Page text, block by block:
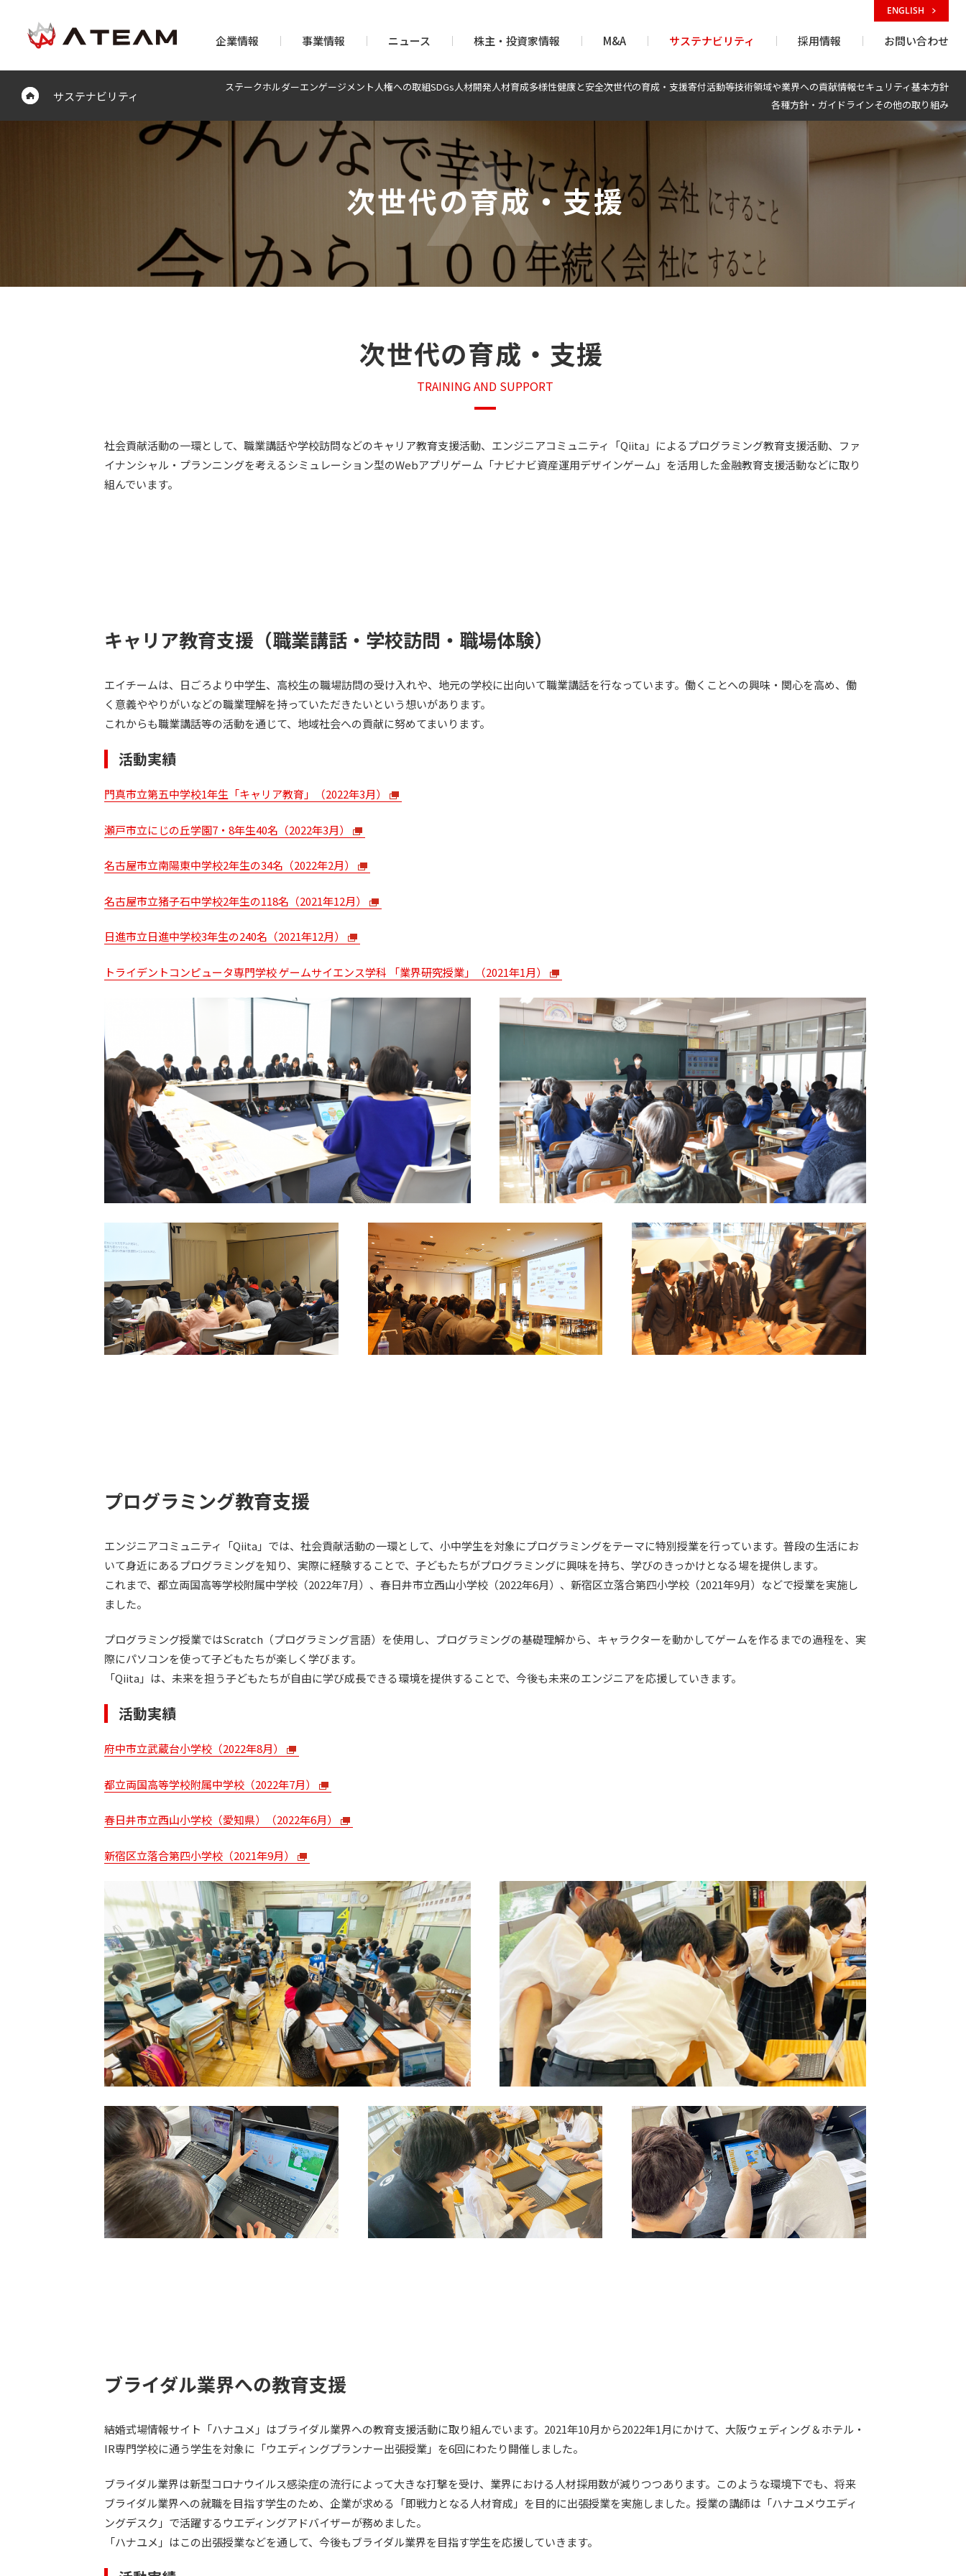
企業情報 事業情報 ニュース 株主・投資家情報 M&A サステナビリティ 採用情報 お問い合わせ
ENGLISH
サステナビリティ
ステークホルダーエンゲージメント人権への取組SDGs人材開発人材育成多様性健康と安全次世代の育成・支援寄付活動等技術領域や業界への貢献情報セキュリティ基本方針
各種方針・ガイドラインその他の取り組み
次世代の育成・支援
次世代の育成・支援
TRAINING AND SUPPORT
社会貢献活動の一環として、職業講話や学校訪問などのキャリア教育支援活動、エンジニアコミュニティ「Qiita」によるプログラミング教育支援活動、ファ
イナンシャル・プランニングを考えるシミュレーション型のWebアプリゲーム「ナビナビ資産運用デザインゲーム」を活用した金融教育支援活動などに取り
組んでいます。
キャリア教育支援（職業講話・学校訪問・職場体験）
エイチームは、日ごろより中学生、高校生の職場訪問の受け入れや、地元の学校に出向いて職業講話を行なっています。働くことへの興味・関心を高め、働
く意義ややりがいなどの職業理解を持っていただきたいという想いがあります。
これからも職業講話等の活動を通じて、地域社会への貢献に努めてまいります。
活動実績
門真市立第五中学校1年生「キャリア教育」（2022年3月）
瀬戸市立にじの丘学園7・8年生40名（2022年3月）
名古屋市立南陽東中学校2年生の34名（2022年2月）
名古屋市立猪子石中学校2年生の118名（2021年12月）
日進市立日進中学校3年生の240名（2021年12月）
トライデントコンピュータ専門学校 ゲームサイエンス学科 「業界研究授業」（2021年1月）
プログラミング教育支援
エンジニアコミュニティ「Qiita」では、社会貢献活動の一環として、小中学生を対象にプログラミングをテーマに特別授業を行っています。普段の生活にお
いて身近にあるプログラミングを知り、実際に経験することで、子どもたちがプログラミングに興味を持ち、学びのきっかけとなる場を提供します。
これまで、都立両国高等学校附属中学校（2022年7月）、春日井市立西山小学校（2022年6月）、新宿区立落合第四小学校（2021年9月）などで授業を実施し
ました。
プログラミング授業ではScratch（プログラミング言語）を使用し、プログラミングの基礎理解から、キャラクターを動かしてゲームを作るまでの過程を、実
際にパソコンを使って子どもたちが楽しく学びます。
「Qiita」は、未来を担う子どもたちが自由に学び成長できる環境を提供することで、今後も未来のエンジニアを応援していきます。
活動実績
府中市立武蔵台小学校（2022年8月）
都立両国高等学校附属中学校（2022年7月）
春日井市立西山小学校（愛知県）（2022年6月）
新宿区立落合第四小学校（2021年9月）
ブライダル業界への教育支援
結婚式場情報サイト「ハナユメ」はブライダル業界への教育支援活動に取り組んでいます。2021年10月から2022年1月にかけて、大阪ウェディング＆ホテル・
IR専門学校に通う学生を対象に「ウエディングプランナー出張授業」を6回にわたり開催しました。
ブライダル業界は新型コロナウイルス感染症の流行によって大きな打撃を受け、業界における人材採用数が減りつつあります。このような環境下でも、将来
ブライダル業界への就職を目指す学生のため、企業が求める「即戦力となる人材育成」を目的に出張授業を実施しました。授業の講師は「ハナユメウエディ
ングデスク」で活躍するウエディングアドバイザーが務めました。
「ハナユメ」はこの出張授業などを通して、今後もブライダル業界を目指す学生を応援していきます。